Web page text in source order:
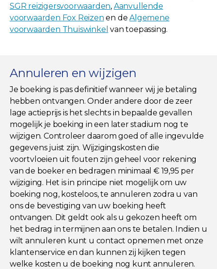
SGR reizigersvoorwaarden, Aanvullende
voorwaarden Fox Reizen en deAlgemene
voorwaarden Thuiswinkel van toepassing.
Annuleren en wijzigen
Je boeking is pas definitief wanneer wij je betaling
hebben ontvangen. Onder andere door de zeer
lage actieprijs is het slechts in bepaalde gevallen
mogelijk je boeking in een later stadium nog te
wijzigen. Controleer daarom goed of alle ingevulde
gegevens juist zijn. Wijzigingskosten die
voortvloeien uit fouten zijn geheel voor rekening
van de boeker en bedragen minimaal € 19,95 per
wijziging. Het is in principe niet mogelijk om uw
boeking nog, kosteloos, te annuleren zodra u van
ons de bevestiging van uw boeking heeft
ontvangen. Dit geldt ook als u gekozen heeft om
het bedrag in termijnen aan ons te betalen. Indien u
wilt annuleren kunt u contact opnemen met onze
klantenservice en dan kunnen zij kijken tegen
welke kosten u de boeking nog kunt annuleren.